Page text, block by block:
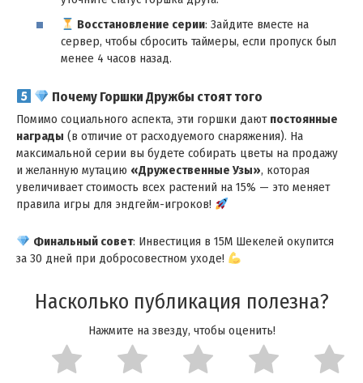
Восстановление серии: Зайдите вместе на
сервер, чтобы сбросить таймеры, если пропуск был
менее 4 часов назад.
Почему Горшки Дружбы стоят того
Помимо социального аспекта, эти горшки дают постоянные
награды (в отличие от расходуемого снаряжения). На
максимальной серии вы будете собирать цветы на продажу
и желанную мутацию «Дружественные Узы», которая
увеличивает стоимость всех растений на 15% — это меняет
правила игры для эндгейм-игроков!
Финальный совет: Инвестиция в 15М Шекелей окупится
за 30 дней при добросовестном уходе!
Насколько публикация полезна?
Нажмите на звезду, чтобы оценить!